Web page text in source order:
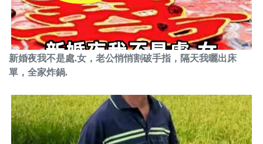
新婚夜我不是處.女，老公悄悄割破手指，隔天我曬出床
單，全家炸鍋.